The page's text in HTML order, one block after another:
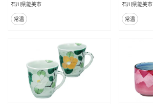
石川県能美市
常温
石川県能美市
常温